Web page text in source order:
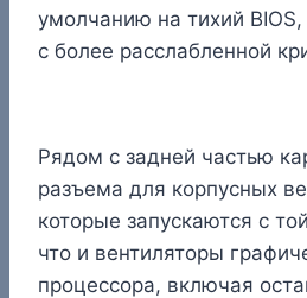
умолчанию на тихий
с более расслабленной
Рядом с задней частью
разъема для корпусных
которые запускаются с
что и вентиляторы
процессора, включая